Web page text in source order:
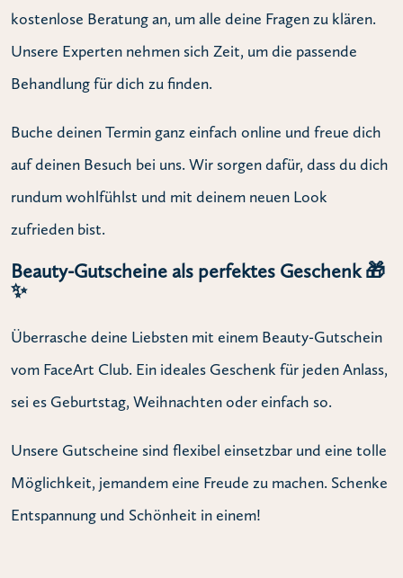
kostenlose Beratung an, um alle deine Fragen zu klären.
Unsere Experten nehmen sich Zeit, um die passende
Behandlung für dich zu finden.
Buche deinen Termin ganz einfach online und freue dich
auf deinen Besuch bei uns. Wir sorgen dafür, dass du dich
rundum wohlfühlst und mit deinem neuen Look
zufrieden bist.
Beauty-Gutscheine als perfektes Geschenk 🎁
✨
Überrasche deine Liebsten mit einem Beauty-Gutschein
vom FaceArt Club. Ein ideales Geschenk für jeden Anlass,
sei es Geburtstag, Weihnachten oder einfach so.
Unsere Gutscheine sind flexibel einsetzbar und eine tolle
Möglichkeit, jemandem eine Freude zu machen. Schenke
Entspannung und Schönheit in einem!